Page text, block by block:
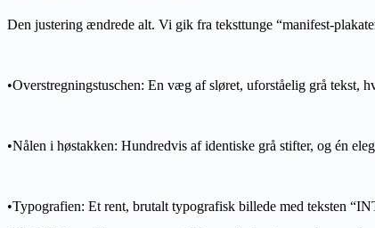
Den justering ændrede alt. Vi gik fra teksttunge “manifest-
•Overstregningstuschen: En væg af sløret, uforståelig grå tekst,
•Nålen i høstakken: Hundredvis af identiske grå stifter, og én
•Typografien: Et rent, brutalt typografisk billede med teksten